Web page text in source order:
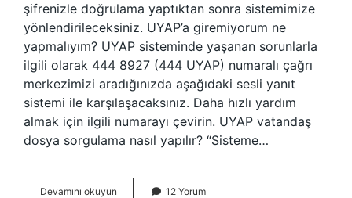
şifrenizle doğrulama yaptıktan sonra sistemimize
yönlendirileceksiniz. UYAP’a giremiyorum ne
yapmalıyım? UYAP sisteminde yaşanan sorunlarla
ilgili olarak 444 8927 (444 UYAP) numaralı çağrı
merkezimizi aradığınızda aşağıdaki sesli yanıt
sistemi ile karşılaşacaksınız. Daha hızlı yardım
almak için ilgili numarayı çevirin. UYAP vatandaş
dosya sorgulama nasıl yapılır? “Sisteme…
Devamını okuyun 12 Yorum